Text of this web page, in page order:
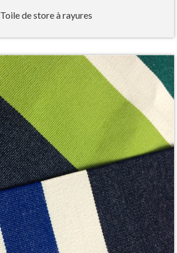
Toile de store à rayures